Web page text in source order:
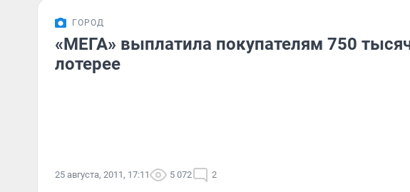
ГОРОД
«МЕГА» выплатила покупателям 750
лотерее
25 августа, 2011, 17:11 5 072 2